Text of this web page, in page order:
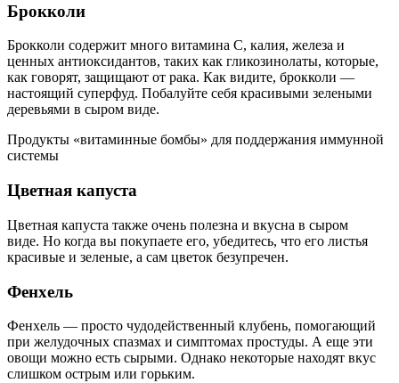
Брокколи
Брокколи содержит много витамина С, калия, железа и
ценных антиоксидантов, таких как гликозинолаты, которые,
как говорят, защищают от рака. Как видите, брокколи —
настоящий суперфуд. Побалуйте себя красивыми зелеными
деревьями в сыром виде.
Продукты «витаминные бомбы» для поддержания иммунной
системы
Цветная капуста
Цветная капуста также очень полезна и вкусна в сыром
виде. Но когда вы покупаете его, убедитесь, что его листья
красивые и зеленые, а сам цветок безупречен.
Фенхель
Фенхель — просто чудодейственный клубень, помогающий
при желудочных спазмах и симптомах простуды. А еще эти
овощи можно есть сырыми. Однако некоторые находят вкус
слишком острым или горьким.